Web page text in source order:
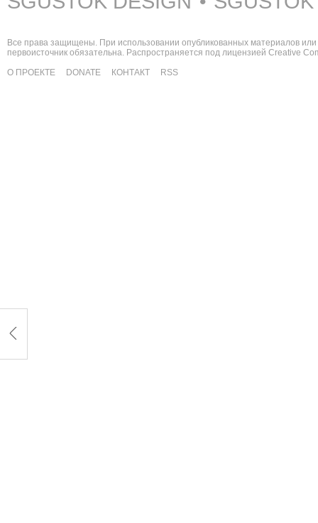
Все права защищены. При использовании опубликованных материалов
первоисточник обязательна. Распространяется под лицензией Creative
О ПРОЕКТЕ
DONATE КОНТАКТ RSS